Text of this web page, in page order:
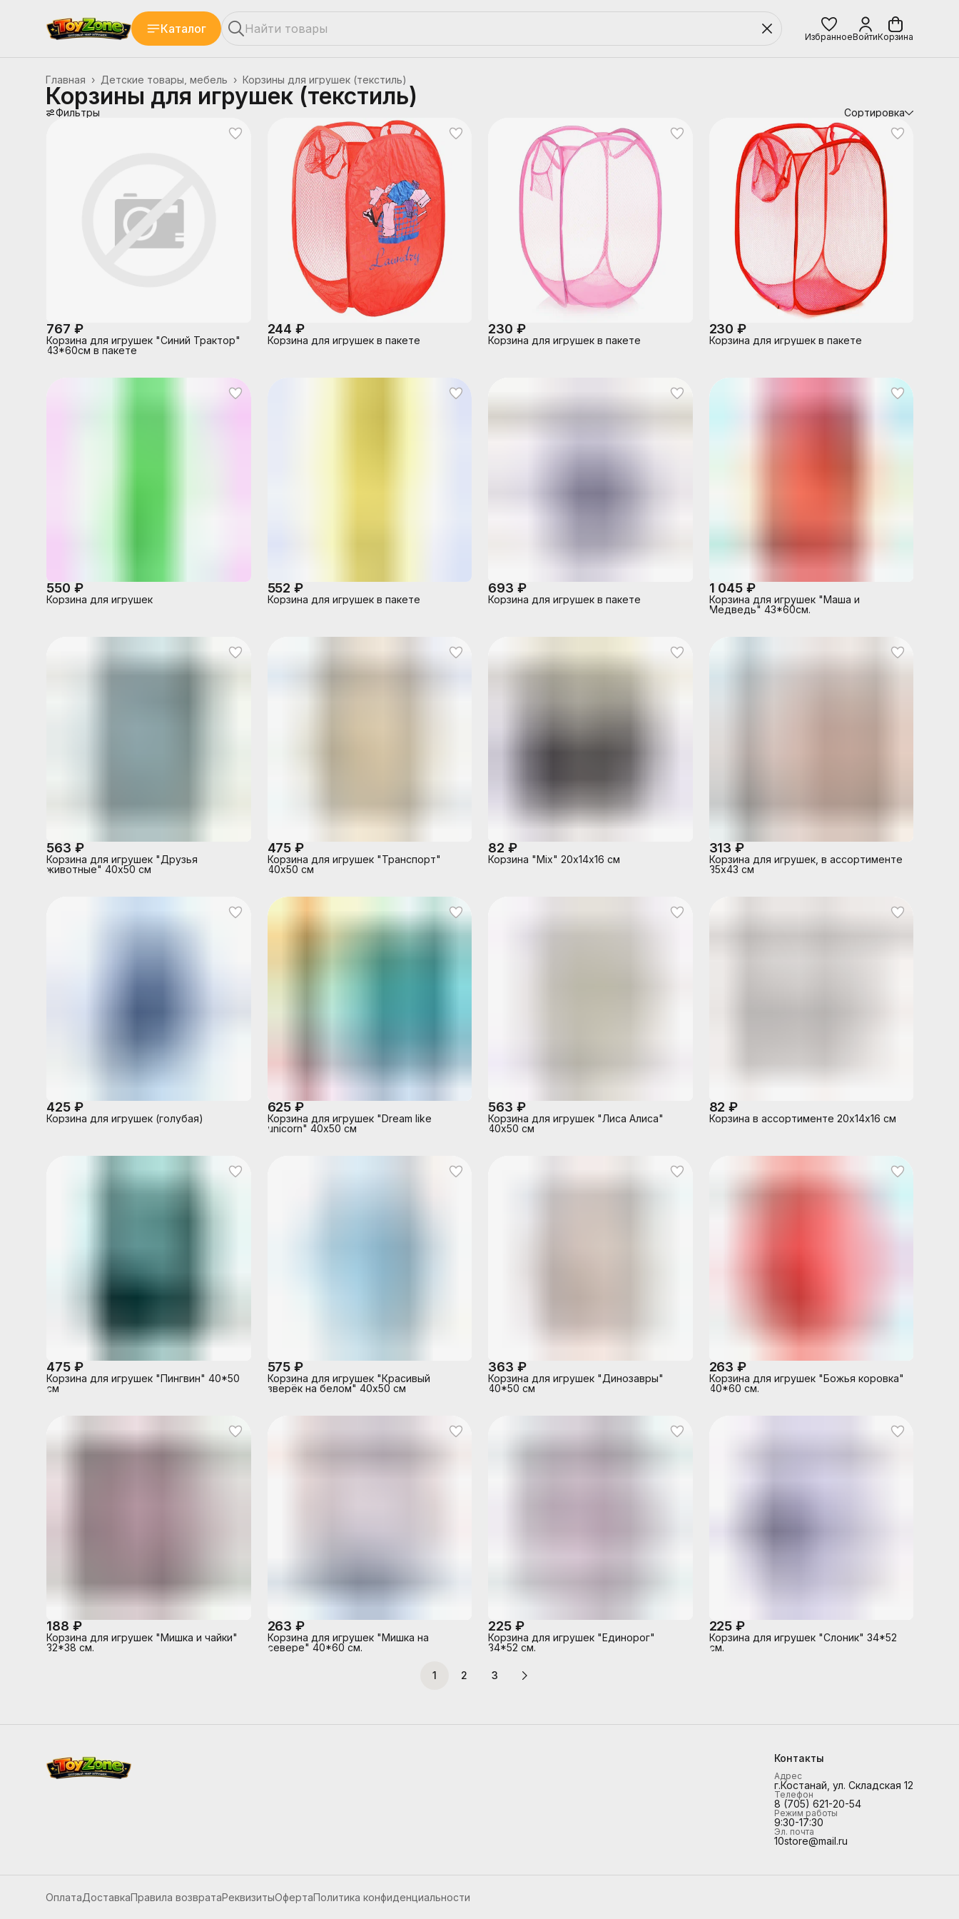
Каталог
ИзбранноеВойтиКорзина
Корзины для игрушек (текстиль)
Детские товары, мебель ›
Главная ›
Корзины для игрушек (текстиль)
Фильтры Сортировка
767 ₽
Корзина для игрушек "Синий Трактор"
43*60см в пакете
244 ₽
Корзина для игрушек в пакете
230 ₽
Корзина для игрушек в пакете
230 ₽
Корзина для игрушек в пакете
550 ₽
Корзина для игрушек
552 ₽
Корзина для игрушек в пакете
693 ₽
Корзина для игрушек в пакете
1 045 ₽
Корзина для игрушек "Маша и
Медведь" 43*60см.
563 ₽
Корзина для игрушек "Друзья
животные" 40х50 см
475 ₽
Корзина для игрушек "Транспорт"
40х50 см
82 ₽
Корзина "Mix" 20х14х16 см
313 ₽
Корзина для игрушек, в ассортименте
35х43 см
425 ₽
Корзина для игрушек (голубая)
625 ₽
Корзина для игрушек "Dream like
unicorn" 40х50 см
563 ₽
Корзина для игрушек "Лиса Алиса"
40х50 см
82 ₽
Корзина в ассортименте 20х14х16 см
475 ₽
Корзина для игрушек "Пингвин" 40*50
см
575 ₽
Корзина для игрушек "Красивый
зверёк на белом" 40х50 см
363 ₽
Корзина для игрушек "Динозавры"
40*50 см
263 ₽
Корзина для игрушек "Божья коровка"
40*60 см.
188 ₽
Корзина для игрушек "Мишка и чайки"
32*38 см.
263 ₽
Корзина для игрушек "Мишка на
севере" 40*60 см.
225 ₽
Корзина для игрушек "Единорог"
34*52 см.
225 ₽
Корзина для игрушек "Слоник" 34*52
см.
1 2 3
Контакты
Адрес
г.Костанай, ул. Складская 12
Телефон
8 (705) 621-20-54
Режим работы
9:30-17:30
Эл. почта
10store@mail.ru
ОплатаДоставкаПравила возвратаРеквизитыОфертаПолитика конфиденциальности